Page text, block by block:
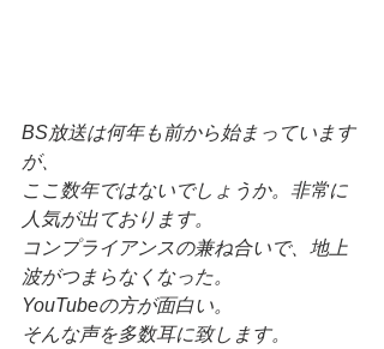
BS放送は何年も前から始まっています
が、
ここ数年ではないでしょうか。非常に
人気が出ております。
コンプライアンスの兼ね合いで、地上
波がつまらなくなった。
YouTubeの方が面白い。
そんな声を多数耳に致します。